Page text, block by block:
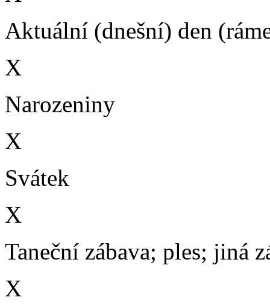
Aktuální (dnešní) den
X
Narozeniny
X
Svátek
X
Taneční zábava; ples; jiná
X